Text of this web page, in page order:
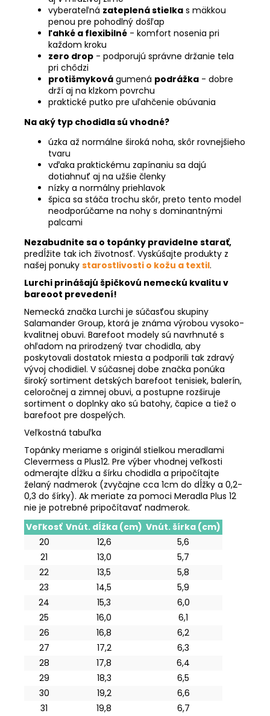
vyberateľná zateplená stielka s mäkkou
penou pre pohodlný došľap
ľahké a flexibilné - komfort nosenia pri
každom kroku
zero drop - podporujú správne držanie tela
pri chôdzi
protišmyková gumená podrážka - dobre
drží aj na klzkom povrchu
praktické putko pre uľahčenie obúvania
Na aký typ chodidla sú vhodné?
úzka až normálne široká noha, skôr rovnejšieho
tvaru
vďaka praktickému zapínaniu sa dajú
dotiahnuť aj na užšie členky
nízky a normálny priehlavok
špica sa stáča trochu skôr, preto tento model
neodporúčame na nohy s dominantnými
palcami
Nezabudnite sa o topánky pravidelne starať,
predĺžite tak ich životnosť. Vyskúšajte produkty z
našej ponuky starostlivosti o kožu a textil.
Lurchi prinášajú špičkovú nemeckú kvalitu v
bareoot prevedení!
Nemecká značka Lurchi je súčasťou skupiny
Salamander Group, ktorá je známa výrobou vysoko-
kvalitnej obuvi. Barefoot modely sú navrhnuté s
ohľadom na prirodzený tvar chodidla, aby
poskytovali dostatok miesta a podporili tak zdravý
vývoj chodidiel. V súčasnej dobe značka ponúka
široký sortiment detských barefoot tenisiek, balerín,
celoročnej a zimnej obuvi, a postupne rozširuje
sortiment o doplnky ako sú batohy, čapice a tiež o
barefoot pre dospelých.
Veľkostná tabuľka
Topánky meriame s originál stielkou meradlami
Clevermess a Plus12. Pre výber vhodnej veľkosti
odmerajte dĺžku a šírku chodidla a pripočítajte
želaný nadmerok (zvyčajne cca 1cm do dĺžky a 0,2-
0,3 do šírky). Ak meriate za pomoci Meradla Plus 12
nie je potrebné pripočítavať nadmerok.
Veľkosť Vnút. dĺžka (cm) Vnút. šírka (cm)
20
12,6
5,6
21
13,0
5,7
22
13,5
5,8
23
14,5
5,9
24
15,3
6,0
25
16,0
6,1
26
16,8
6,2
27
17,2
6,3
28
17,8
6,4
29
18,3
6,5
30
19,2
6,6
31
19,8
6,7